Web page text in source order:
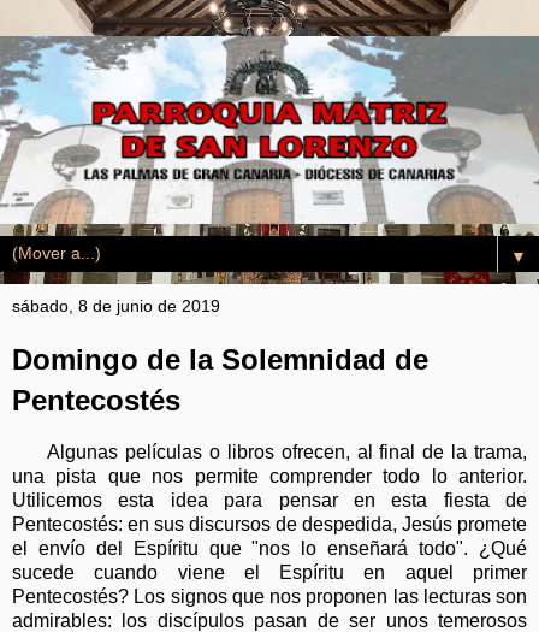
▼
sábado, 8 de junio de 2019
Domingo de la Solemnidad de
Pentecostés
Algunas películas o libros ofrecen, al final de la trama,
una pista que nos permite comprender todo lo anterior.
Utilicemos esta idea para pensar en esta fiesta de
Pentecostés: en sus discursos de despedida, Jesús promete
el envío del Espíritu que "nos lo enseñará todo". ¿Qué
sucede cuando viene el Espíritu en aquel primer
Pentecostés? Los signos que nos proponen las lecturas son
admirables: los discípulos pasan de ser unos temerosos